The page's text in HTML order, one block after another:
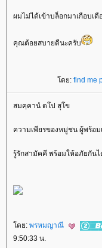
ผมไม่ได้เข้าบล็อกมาเกือบเดื
คุณต้อยสบายดีนะครับ
ดย: find me
สมคฺคานํ ตโป สุโข
ความเพียรของหมู่ชน ผู้พร้อม
รู้รักสามัคคี พร้อมให้อภัยกันไ
ดย: พรหมญาณี
9:50:33 น.